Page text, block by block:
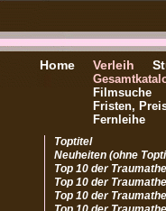
Home Verleih
Filmsuche
Fristen,
Fernleihe
Toptitel
Neuheiten (ohne
Top 10 der
Top 10 der
Top 10 der